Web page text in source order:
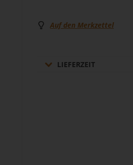
Auf den Merkzettel
LIEFERZEIT